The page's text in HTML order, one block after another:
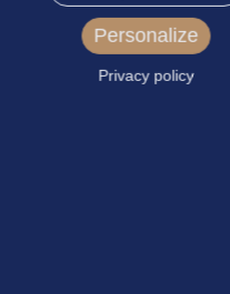
Personalize
Privacy policy